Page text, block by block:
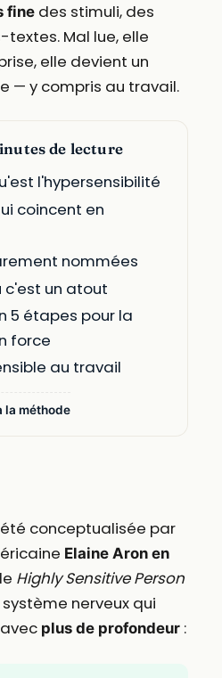
finedes stimuli, des
Mal lue, elle
elle devient un
— y compris au travail.
de lecture
l'hypersensibilité
coincent en
nommées
c'est un atout
5 étapes pour la
force
au travail
la méthode
conceptualisée par
Elaine Aron en
Highly Sensitive Person
système nerveux qui
plus de profondeur: